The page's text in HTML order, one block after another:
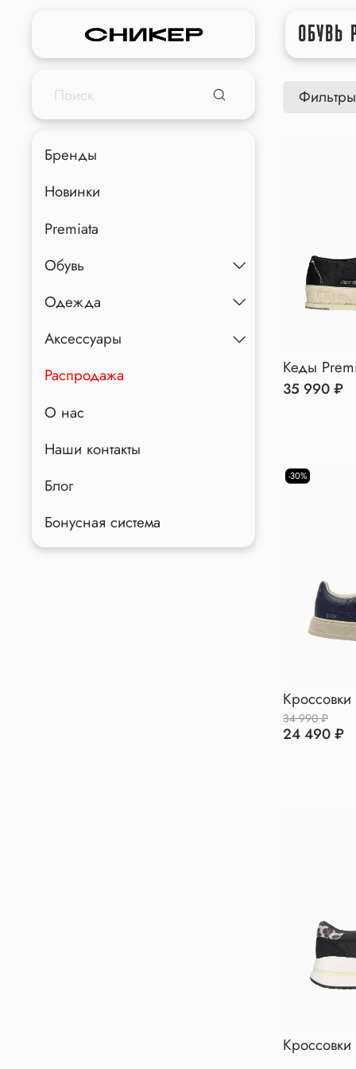
ОБУВЬ
Фильтры
Кеды
35 990 ₽
-30%
34 990 ₽
24 490 ₽
Бренды
Новинки
Premiata
Обувь
Одежда
Аксессуары
Распродажа
О нас
Наши контакты
Блог
Бонусная система